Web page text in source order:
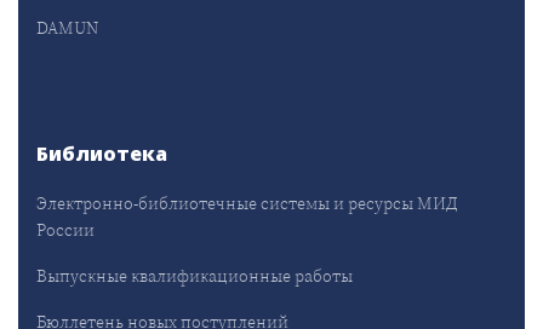
DAMUN
Библиотека
Электронно-библиотечные системы и ресурсы МИД
России
Выпускные квалификационные работы
Бюллетень новых поступлений